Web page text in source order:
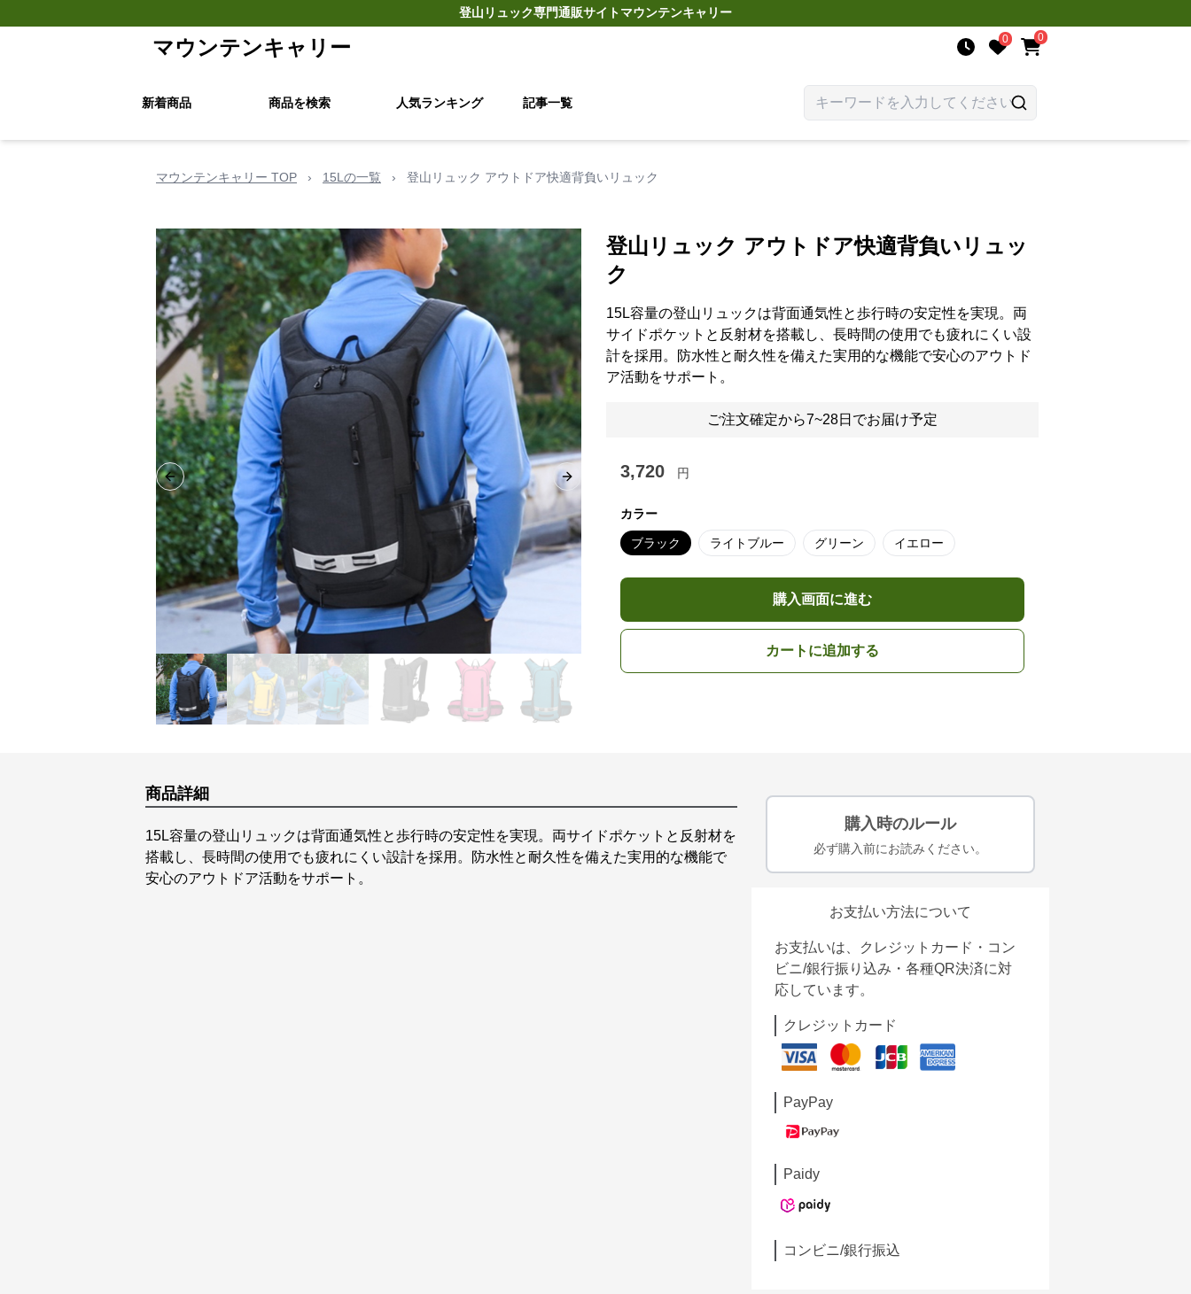
登山リュック専門通販サイトマウンテンキャリー
マウンテンキャリー 0 0
新着商品 商品を検索 人気ランキング 記事一覧
マウンテンキャリー TOP › 15Lの一覧 › 登山リュック アウトドア快適背負いリュック
Previous slide Next slide
登山リュック アウトドア快適背負いリュッ
ク
15L容量の登山リュックは背面通気性と歩行時の安定性を実現。両
サイドポケットと反射材を搭載し、長時間の使用でも疲れにくい設
計を採用。防水性と耐久性を備えた実用的な機能で安心のアウトド
ア活動をサポート。
ご注文確定から7~28日でお届け予定
3,720 円
カラー
ブラック ライトブルー グリーン イエロー
購入画面に進む
カートに追加する
商品詳細
15L容量の登山リュックは背面通気性と歩行時の安定性を実現。両サイドポケットと反射材を
搭載し、長時間の使用でも疲れにくい設計を採用。防水性と耐久性を備えた実用的な機能で
安心のアウトドア活動をサポート。
購入時のルール
必ず購入前にお読みください。
お支払い方法について
お支払いは、クレジットカード・コン
ビニ/銀行振り込み・各種QR決済に対
応しています。
クレジットカード
PayPay
Paidy
コンビニ/銀行振込